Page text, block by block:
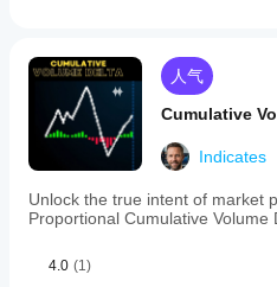
人气
Cumulative
Indicates
Unlock the true intent of market
Proportional Cumulative Volume
4.0 (1)